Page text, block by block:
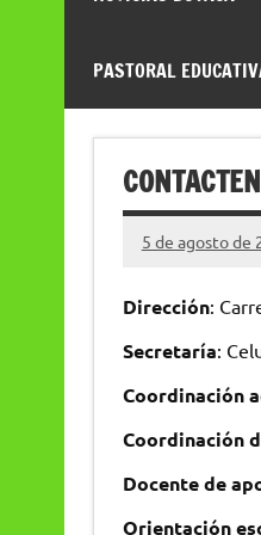
PASTORAL
5 de agosto de
Dirección:
Secretaría:
Coordinación
Coordinación
Docente de
Orientación